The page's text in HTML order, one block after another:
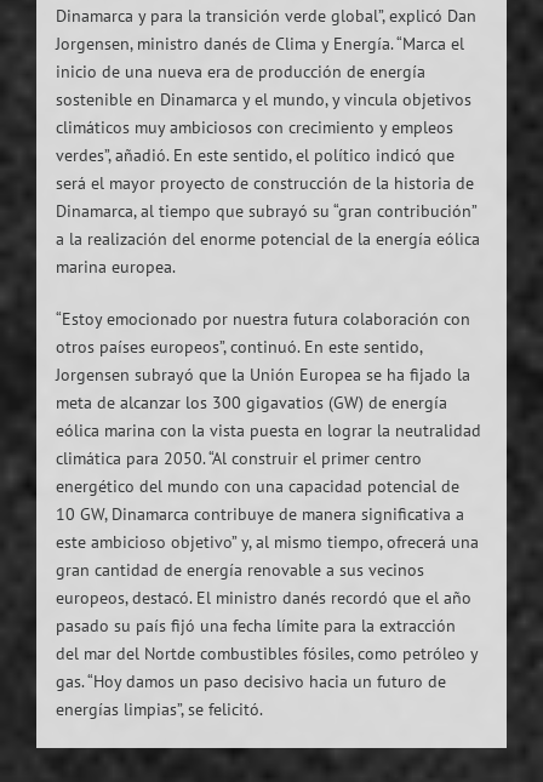
Dinamarca y para la transición verde global”, explicó Dan
Jorgensen, ministro danés de Clima y Energía. “Marca el
inicio de una nueva era de producción de energía
sostenible en Dinamarca y el mundo, y vincula objetivos
climáticos muy ambiciosos con crecimiento y empleos
verdes”, añadió. En este sentido, el político indicó que
será el mayor proyecto de construcción de la historia de
Dinamarca, al tiempo que subrayó su “gran contribución”
a la realización del enorme potencial de la energía eólica
marina europea.
“Estoy emocionado por nuestra futura colaboración con
otros países europeos”, continuó. En este sentido,
Jorgensen subrayó que la Unión Europea se ha fijado la
meta de alcanzar los 300 gigavatios (GW) de energía
eólica marina con la vista puesta en lograr la neutralidad
climática para 2050. “Al construir el primer centro
energético del mundo con una capacidad potencial de
10 GW, Dinamarca contribuye de manera significativa a
este ambicioso objetivo” y, al mismo tiempo, ofrecerá una
gran cantidad de energía renovable a sus vecinos
europeos, destacó. El ministro danés recordó que el año
pasado su país fijó una fecha límite para la extracción
del mar del Nortde combustibles fósiles, como petróleo y
gas. “Hoy damos un paso decisivo hacia un futuro de
energías limpias”, se felicitó.